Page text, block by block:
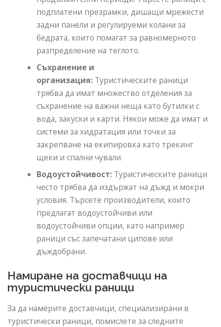
подплатени презрамки, дишащи мрежести
задни панели и регулируеми колани за
бедрата, които помагат за равномерното
разпределение на теглото.
Съхранение и
организация: Туристическите раници
трябва да имат множество отделения за
съхранение на важни неща като бутилки с
вода, закуски и карти. Някои може да имат и
системи за хидратация или точки за
закрепване на екипировка като трекинг
щеки и спални чували.
Водоустойчивост: Туристическите раници
често трябва да издържат на дъжд и мокри
условия. Търсете производители, които
предлагат водоустойчиви или
водоустойчиви опции, като например
раници със запечатани ципове или
дъждобрани.
Намиране на доставчици на
туристически раници
За да намерите доставчици, специализирани в
туристически раници, помислете за следните